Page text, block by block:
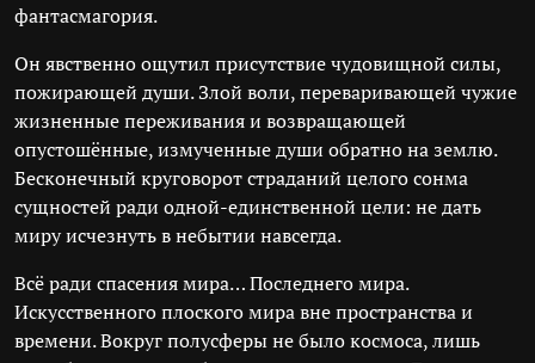
фантасмагория.
Он явственно ощутил присутствие чудовищной силы,
пожирающей души. Злой воли, переваривающей чужие
жизненные переживания и возвращающей
опустошённые, измученные души обратно на землю.
Бесконечный круговорот страданий целого сонма
сущностей ради одной-единственной цели: не дать
миру исчезнуть в небытии навсегда.
Всё ради спасения мира… Последнего мира.
Искусственного плоского мира вне пространства и
времени. Вокруг полусферы не было космоса, лишь